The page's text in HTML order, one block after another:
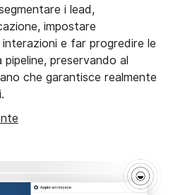
i lead,
impostare
e far progredire le
preservando al
che garantisce realmente